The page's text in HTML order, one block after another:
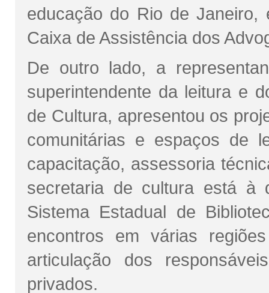
educação do Rio de Janeiro,
Caixa de Assistência dos
De outro lado, a
superintendente da leitura e
de Cultura, apresentou os
comunitárias e espaços de
capacitação, assessoria
secretaria de cultura está à
Sistema Estadual de
encontros em várias
articulação dos
privados.